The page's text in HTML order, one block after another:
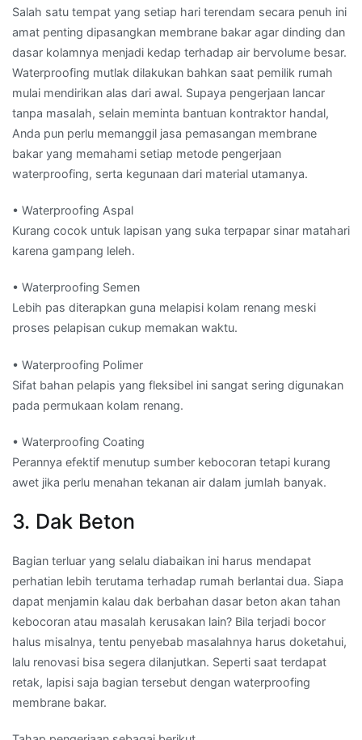
Salah satu tempat yang setiap hari terendam secara penuh ini
amat penting dipasangkan membrane bakar agar dinding dan
dasar kolamnya menjadi kedap terhadap air bervolume besar.
Waterproofing mutlak dilakukan bahkan saat pemilik rumah
mulai mendirikan alas dari awal. Supaya pengerjaan lancar
tanpa masalah, selain meminta bantuan kontraktor handal,
Anda pun perlu memanggil jasa pemasangan membrane
bakar yang memahami setiap metode pengerjaan
waterproofing, serta kegunaan dari material utamanya.
• Waterproofing Aspal
Kurang cocok untuk lapisan yang suka terpapar sinar matahari
karena gampang leleh.
• Waterproofing Semen
Lebih pas diterapkan guna melapisi kolam renang meski
proses pelapisan cukup memakan waktu.
• Waterproofing Polimer
Sifat bahan pelapis yang fleksibel ini sangat sering digunakan
pada permukaan kolam renang.
• Waterproofing Coating
Perannya efektif menutup sumber kebocoran tetapi kurang
awet jika perlu menahan tekanan air dalam jumlah banyak.
3. Dak Beton
Bagian terluar yang selalu diabaikan ini harus mendapat
perhatian lebih terutama terhadap rumah berlantai dua. Siapa
dapat menjamin kalau dak berbahan dasar beton akan tahan
kebocoran atau masalah kerusakan lain? Bila terjadi bocor
halus misalnya, tentu penyebab masalahnya harus doketahui,
lalu renovasi bisa segera dilanjutkan. Seperti saat terdapat
retak, lapisi saja bagian tersebut dengan waterproofing
membrane bakar.